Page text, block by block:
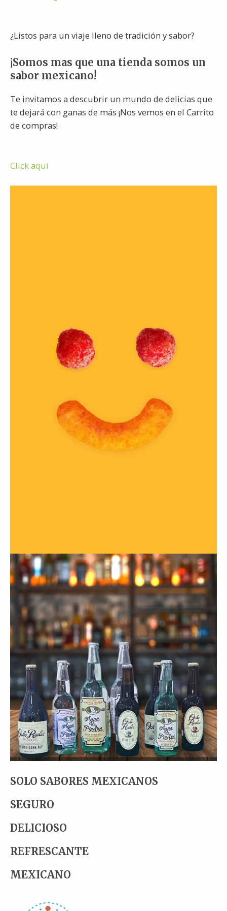
¿Listos para un viaje lleno de tradición y sabor?
¡Somos mas que una tienda somos un
sabor mexicano!
Te invitamos a descubrir un mundo de delicias que
te dejará con ganas de más ¡Nos vemos en el Carrito
de compras!
Click aqui
SOLO SABORES MEXICANOS
SEGURO
DELICIOSO
REFRESCANTE
MEXICANO